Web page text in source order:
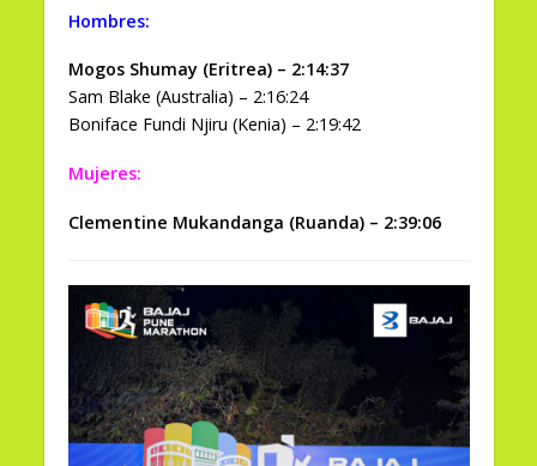
Hombres:
Mogos Shumay (Eritrea) – 2:14:37
Sam Blake (Australia) – 2:16:24
Boniface Fundi Njiru (Kenia) – 2:19:42
Mujeres:
Clementine Mukandanga (Ruanda) – 2:39:06